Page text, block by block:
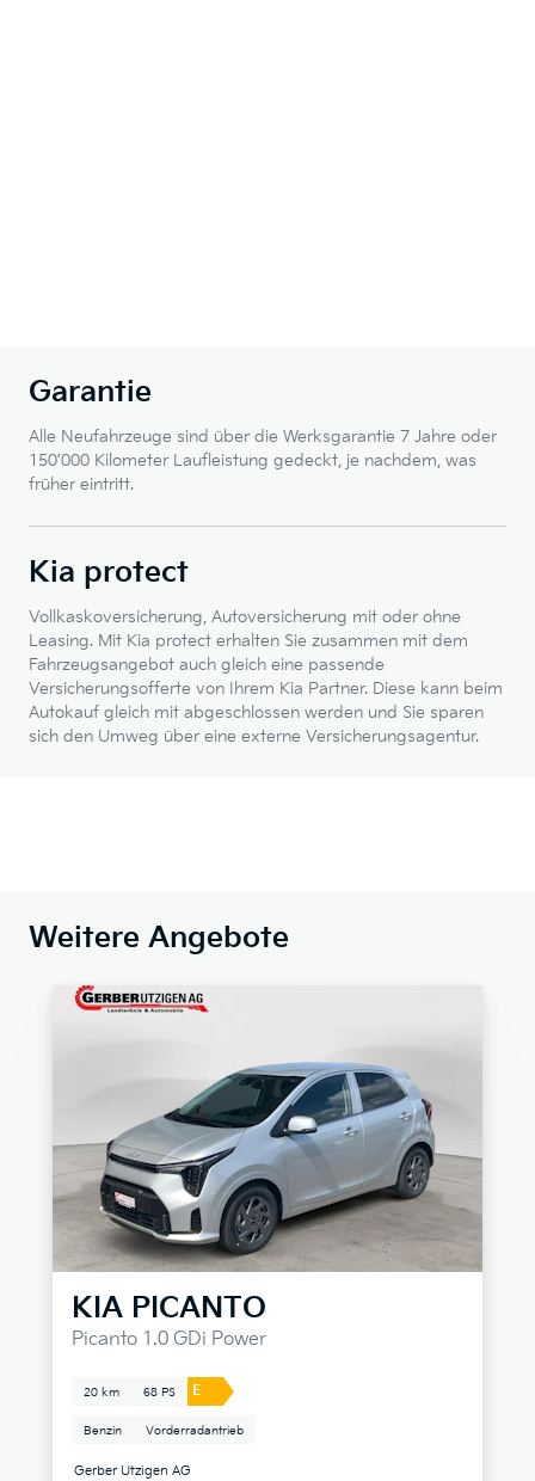
Garantie
Alle Neufahrzeuge sind über die Werksgarantie 7 Jahre oder
150’000 Kilometer Laufleistung gedeckt, je nachdem, was
früher eintritt.
Kia protect
Vollkaskoversicherung, Autoversicherung mit oder ohne
Leasing. Mit Kia protect erhalten Sie zusammen mit dem
Fahrzeugsangebot auch gleich eine passende
Versicherungsofferte von Ihrem Kia Partner. Diese kann beim
Autokauf gleich mit abgeschlossen werden und Sie sparen
sich den Umweg über eine externe Versicherungsagentur.
Weitere Angebote
KIA PICANTO
Picanto 1.0 GDi Power
20 km 68 PS E
Benzin Vorderradantrieb
Gerber Utzigen AG